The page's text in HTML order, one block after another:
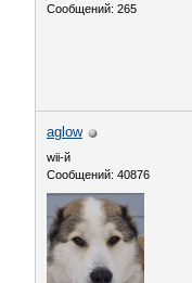
Сообщений: 265
aglow
wii-й
Сообщений: 40876